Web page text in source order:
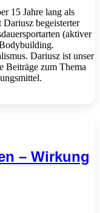
15 Jahre lang als
begeisterter
(aktiver
Dariusz ist unser
Beiträge zum Thema
– Wirkung